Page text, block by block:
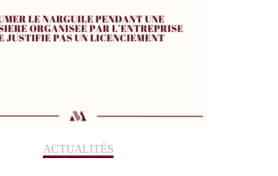
ACTUALITÉS